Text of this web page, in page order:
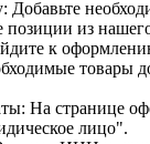
Добавьте
из
к
товары
На странице
лицо".